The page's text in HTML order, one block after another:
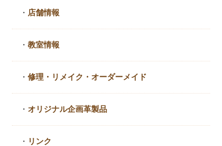
・ 店舗情報
・教室情報
・修理・リメイク・ オーダーメイド
・ オリジナル企画革製品
・ リンク